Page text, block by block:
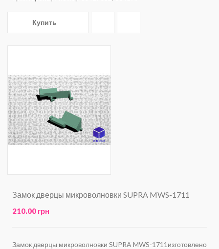
Купить
Замок дверцы микроволновки SUPRA MWS-1711
210.00 грн
Замок дверцы микроволновки SUPRA MWS-1711изготовлено